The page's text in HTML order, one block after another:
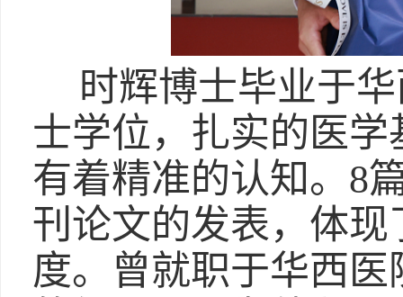
时辉博士毕业于
士学位，扎实的医
有着精准的认知。8
刊论文的发表，体
度。曾就职于华西